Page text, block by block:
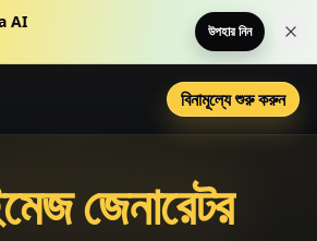
AI উপহার নিন এই
বিনামূল্যে শুরু করুন
জেনারেটর